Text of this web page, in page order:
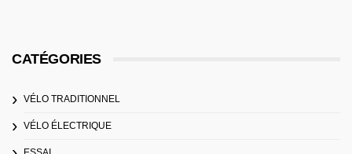
CATÉGORIES
VÉLO TRADITIONNEL
VÉLO ÉLECTRIQUE